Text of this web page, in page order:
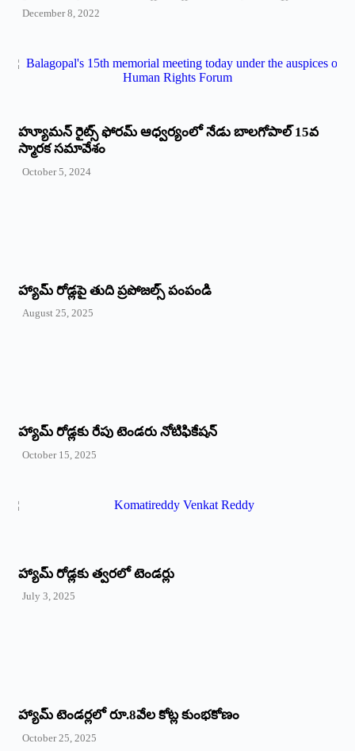
December 8, 2022
హ్యూమన్‌ రైట్స్‌ ఫోరమ్‌ ఆధ్వర్యంలో నేడు బాలగోపాల్‌ 15వ
స్మారక సమావేశం
October 5, 2024
హ్యామ్‌ రోడ్లపై తుది ప్రపోజల్స్‌ పంపండి
August 25, 2025
హ్యామ్‌ రోడ్లకు రేపు టెండరు నోటిఫికేషన్‌
October 15, 2025
హ్యామ్‌ రోడ్లకు త్వరలో టెండర్లు
July 3, 2025
హ్యామ్‌ ‌టెండర్లలో రూ.8వేల కోట్ల కుంభకోణం
October 25, 2025